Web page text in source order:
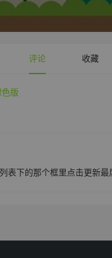
评论 收藏
版
表下的那个框里点击更新最